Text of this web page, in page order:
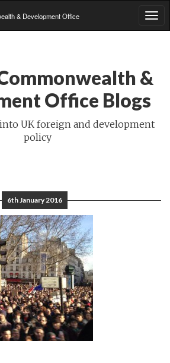
& Development Office
&
Office Blogs
UK foreign and development
policy
6th January 2016